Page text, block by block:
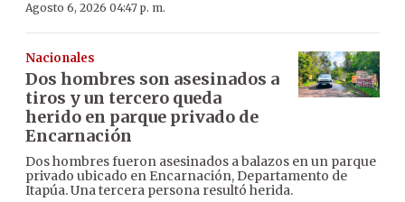
Agosto 6, 2026 04:47 p. m.
Nacionales
Dos hombres son asesinados a
tiros y un tercero queda
herido en parque privado de
Encarnación
Dos hombres fueron asesinados a balazos en un parque
privado ubicado en Encarnación, Departamento de
Itapúa. Una tercera persona resultó herida.